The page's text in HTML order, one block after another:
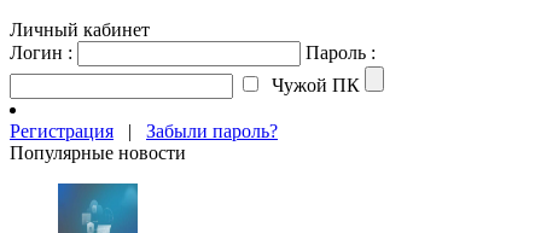
Личный кабинет
Логин :
Пароль :
Чужой ПК
Регистрация | Забыли пароль?
Популярные новости